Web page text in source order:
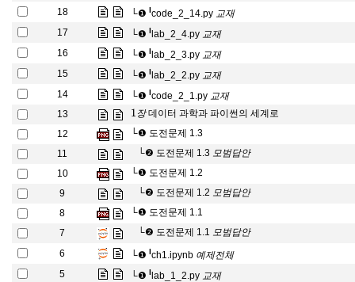
18 └❶ lcode_2_14.py 재
17 └❶ l lab_2_4.py 재
16 └❶ l lab_2_3.py 재
15 └❶ l lab_2_2.py 재
14 └❶ lcode_2_1.py 재
13
1 장데이터 과학과 파이썬의 세계로
12
└❶ 도전문제 1.3
11
└❷ 도전문제 1.3 범답안
10 └❶ 도전문제 1.2
9
└❷ 도전문제 1.2 범답안
8 └❶ 도전문제 1.1
7
└❷ 도전문제 1.1 범답안
6 └❶ lch1.ipynb 예 제 전체
5 └❶ l lab_1_2.py 재